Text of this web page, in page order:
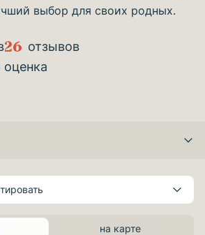
выбор для своих родных.
26 отзывов
оценка
на карте